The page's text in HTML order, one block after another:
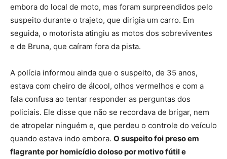
embora do local de moto, mas foram surpreendidos pelo
suspeito durante o trajeto, que dirigia um carro. Em
seguida, o motorista atingiu as motos dos sobreviventes
e de Bruna, que caíram fora da pista.
A polícia informou ainda que o suspeito, de 35 anos,
estava com cheiro de álcool, olhos vermelhos e com a
fala confusa ao tentar responder as perguntas dos
policiais. Ele disse que não se recordava de brigar, nem
de atropelar ninguém e, que perdeu o controle do veículo
quando estava indo embora. O suspeito foi preso em
flagrante por homicídio doloso por motivo fútil e